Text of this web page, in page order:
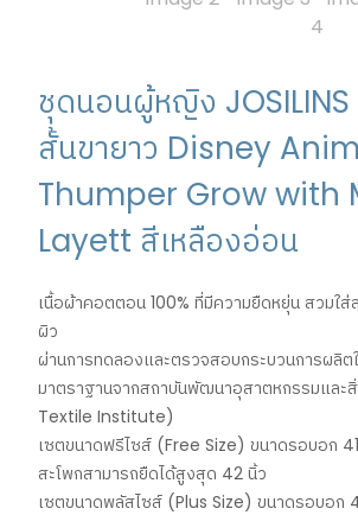
ชุดนอนผู้หญิง JOSILINS
สั้นขายาว Disney
Thumper Grow with
Layett สีเหลืองอ่อน
เนื้อผ้าคอตตอน 100% ที่มีความยืดหยุ่น สวมใส่
ผิว
ผ่านการทดลองและตรวจสอบกระบวนการผลิต
มาตราฐานจากสถาบันพัฒนาอุสาตหกรรมแล
Textile Institute)
เซตขนาดฟรีไซส์ (Free Size) ขนาดรอบอก
สะโพกสามารถยืดได้สูงสุด 42 นิ้ว
เซตขนาดพลัสไซส์ (Plus Size) ขนาดรอบอก